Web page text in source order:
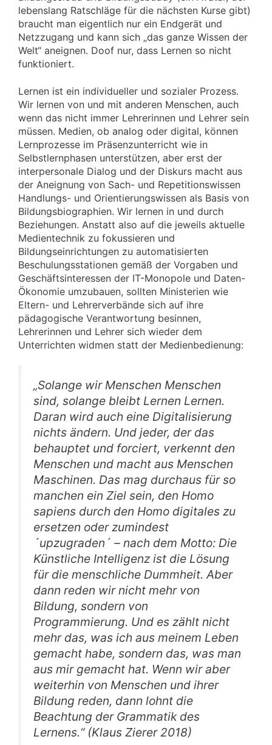
lebenslang Ratschläge für die nächsten Kurse gibt)
braucht man eigentlich nur ein Endgerät und
Netzzugang und kann sich „das ganze Wissen der
Welt“ aneignen. Doof nur, dass Lernen so nicht
funktioniert.
Lernen ist ein individueller und sozialer Prozess.
Wir lernen von und mit anderen Menschen, auch
wenn das nicht immer Lehrerinnen und Lehrer sein
müssen. Medien, ob analog oder digital, können
Lernprozesse im Präsenzunterricht wie in
Selbstlernphasen unterstützen, aber erst der
interpersonale Dialog und der Diskurs macht aus
der Aneignung von Sach- und Repetitionswissen
Handlungs- und Orientierungswissen als Basis von
Bildungsbiographien. Wir lernen in und durch
Beziehungen. Anstatt also auf die jeweils aktuelle
Medientechnik zu fokussieren und
Bildungseinrichtungen zu automatisierten
Beschulungsstationen gemäß der Vorgaben und
Geschäftsinteressen der IT-Monopole und Daten-
Ökonomie umzubauen, sollten Ministerien wie
Eltern- und Lehrerverbände sich auf ihre
pädagogische Verantwortung besinnen,
Lehrerinnen und Lehrer sich wieder dem
Unterrichten widmen statt der Medienbedienung:
„Solange wir Menschen Menschen
sind, solange bleibt Lernen Lernen.
Daran wird auch eine Digitalisierung
nichts ändern. Und jeder, der das
behauptet und forciert, verkennt den
Menschen und macht aus Menschen
Maschinen. Das mag durchaus für so
manchen ein Ziel sein, den Homo
sapiens durch den Homo digitales zu
ersetzen oder zumindest
´upzugraden´ – nach dem Motto: Die
Künstliche Intelligenz ist die Lösung
für die menschliche Dummheit. Aber
dann reden wir nicht mehr von
Bildung, sondern von
Programmierung. Und es zählt nicht
mehr das, was ich aus meinem Leben
gemacht habe, sondern das, was man
aus mir gemacht hat. Wenn wir aber
weiterhin von Menschen und ihrer
Bildung reden, dann lohnt die
Beachtung der Grammatik des
Lernens.“ (Klaus Zierer 2018)